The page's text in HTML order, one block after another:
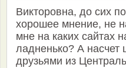
Викторовна, до сих
хорошее мнение, не
мне на каких сайтах
ладненько? А
друзьями из